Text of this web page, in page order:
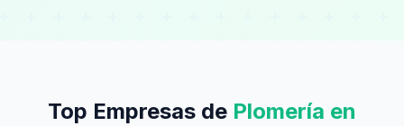
Top Empresas de Plomería en